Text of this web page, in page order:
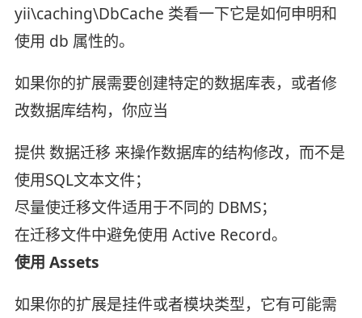
yii\caching\DbCache 类看一下它是如何申明和
使用 db 属性的。
如果你的扩展需要创建特定的数据库表，或者修
改数据库结构，你应当
提供 数据迁移 来操作数据库的结构修改，而不是
使用SQL文本文件；
尽量使迁移文件适用于不同的 DBMS；
在迁移文件中避免使用 Active Record。
使用 Assets
如果你的扩展是挂件或者模块类型，它有可能需